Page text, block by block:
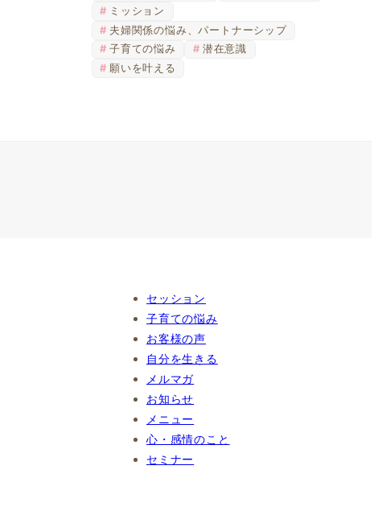
ミッション
夫婦関係の悩み、パートナーシップ
子育ての悩み
潜在意識
願いを叶える
セッション
子育ての悩み
お客様の声
自分を生きる
メルマガ
お知らせ
メニュー
心・感情のこと
セミナー